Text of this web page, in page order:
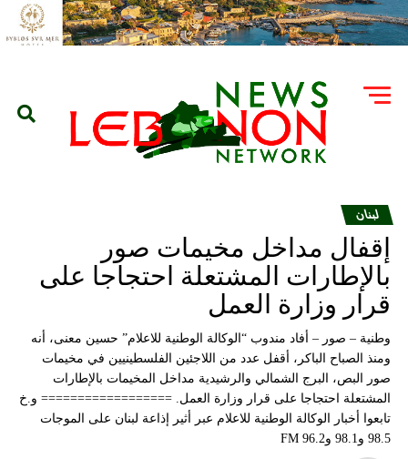
لبنان
إقفال مداخل مخيمات صور
بالإطارات المشتعلة احتجاجا على
قرار وزارة العمل
وطنية – صور – أفاد مندوب “الوكالة الوطنية للاعلام” حسين معنى، أنه
ومنذ الصباح الباكر، أقفل عدد من اللاجئين الفلسطينيين في مخيمات
صور البص، البرج الشمالي والرشيدية مداخل المخيمات بالإطارات
المشتعلة احتجاجا على قرار وزارة العمل. ================== و.خ
تابعوا أخبار الوكالة الوطنية للاعلام عبر أثير إذاعة لبنان على الموجات
98.5 و98.1 و96.2 FM